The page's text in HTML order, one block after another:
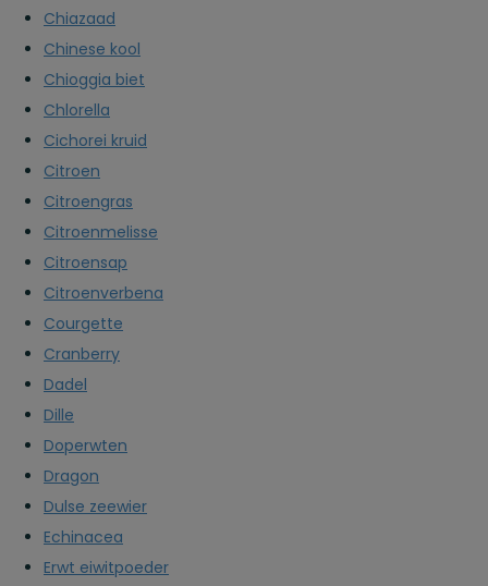
Chiazaad
Chinese kool
Chioggia biet
Chlorella
Cichorei kruid
Citroen
Citroengras
Citroenmelisse
Citroensap
Citroenverbena
Courgette
Cranberry
Dadel
Dille
Doperwten
Dragon
Dulse zeewier
Echinacea
Erwt eiwitpoeder